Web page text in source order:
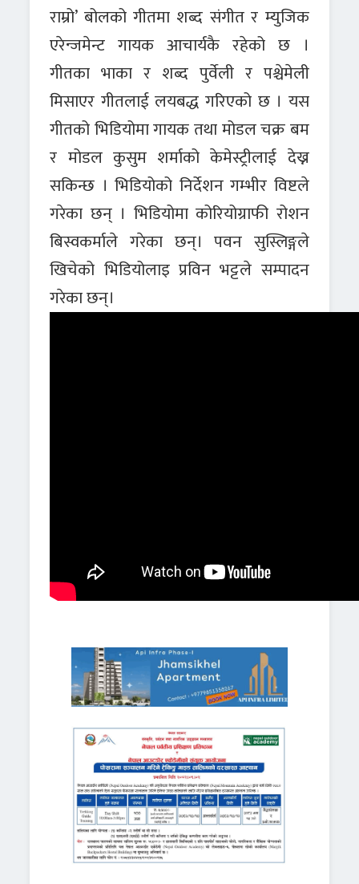
राम्रो’ बोलको गीतमा शब्द संगीत र म्युजिक
एरेन्जमेन्ट गायक आचार्यकै रहेको छ ।
गीतका भाका र शब्द पुर्वेली र पश्चेमेली
मिसाएर गीतलाई लयबद्ध गरिएको छ । यस
गीतको भिडियोमा गायक तथा मोडल चक्र बम
र मोडल कुसुम शर्माको केमेस्ट्रीलाई देख्न
सकिन्छ । भिडियोको निर्देशन गम्भीर विष्टले
गरेका छन् । भिडियोमा कोरियोग्राफी रोशन
बिस्वकर्माले गरेका छन्। पवन सुस्लिङ्गले
खिचेको भिडियोलाइ प्रविन भट्टले सम्पादन
गरेका छन्।